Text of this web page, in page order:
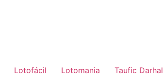
Lotofácil Lotomania
Taufic Darhal